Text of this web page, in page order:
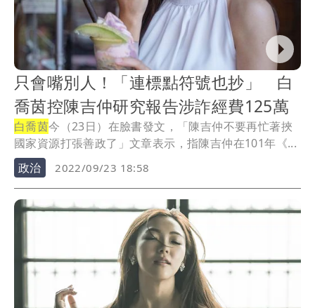
只會嘴別人！「連標點符號也抄」 白
喬茵控陳吉仲研究報告涉詐經費125萬
白喬茵今（23日）在臉書發文，「陳吉仲不要再忙著挾
國家資源打張善政了」文章表示，指陳吉仲在101年《...
政治
2022/09/23 18:58